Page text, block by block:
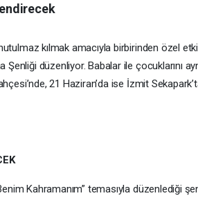
kılmak amacıyla birbirinden özel
Şenliği düzenliyor. Babalar ile çocuklarını
21 Haziran’da ise İzmit
Kahramanım” temasıyla düzenlediği